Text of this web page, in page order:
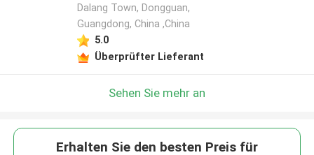
Dalang Town, Dongguan,
Guangdong, China ,China
5.0
Überprüfter Lieferant
Sehen Sie mehr an
Erhalten Sie den besten Preis für